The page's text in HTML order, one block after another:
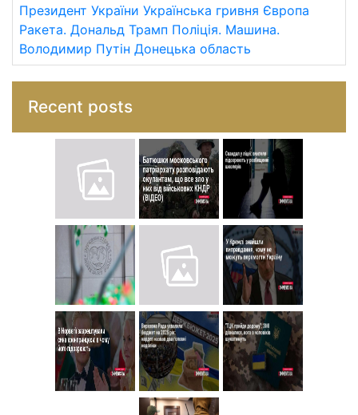
Президент України Українська гривня Європа
Ракета. Дональд Трамп Поліція. Машина.
Володимир Путін Донецька область
Recent posts